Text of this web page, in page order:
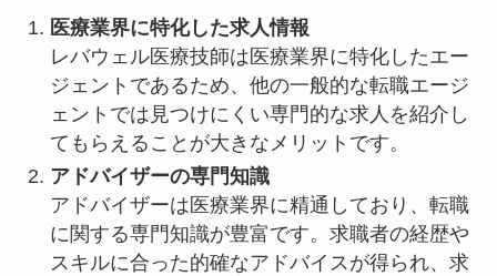
医療業界に特化した求人情報
レバウェル医療技師は医療業界に特化したエー
ジェントであるため、他の一般的な転職エージ
ェントでは見つけにくい専門的な求人を紹介し
てもらえることが大きなメリットです。
アドバイザーの専門知識
アドバイザーは医療業界に精通しており、転職
に関する専門知識が豊富です。求職者の経歴や
スキルに合った的確なアドバイスが得られ、求